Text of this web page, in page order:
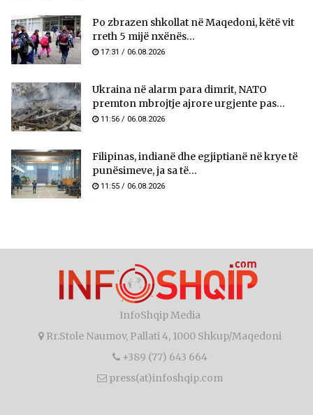
Po zbrazen shkollat në Maqedoni, këtë vit
rreth 5 mijë nxënës...
17:31 / 06.08.2026
Ukraina në alarm para dimrit, NATO
premton mbrojtje ajrore urgjente pas...
11:56 / 06.08.2026
Filipinas, indianë dhe egjiptianë në krye të
punësimeve, ja sa të...
11:55 / 06.08.2026
InfoShqip Media
Rr.Stole Naumov, Pallati 4, 1000 Shkup/Maqedoni
+389 (77) 643 664
press(at)infoshqip.com